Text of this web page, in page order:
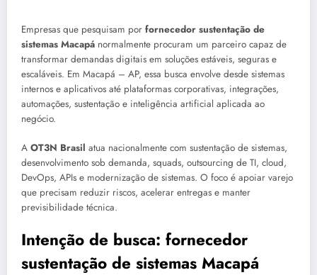
Empresas que pesquisam por fornecedor sustentação de
sistemas Macapá normalmente procuram um parceiro capaz de
transformar demandas digitais em soluções estáveis, seguras e
escaláveis. Em Macapá – AP, essa busca envolve desde sistemas
internos e aplicativos até plataformas corporativas, integrações,
automações, sustentação e inteligência artificial aplicada ao
negócio.
A OT3N Brasil atua nacionalmente com sustentação de sistemas,
desenvolvimento sob demanda, squads, outsourcing de TI, cloud,
DevOps, APIs e modernização de sistemas. O foco é apoiar varejo
que precisam reduzir riscos, acelerar entregas e manter
previsibilidade técnica.
Intenção de busca: fornecedor
sustentação de sistemas Macapá